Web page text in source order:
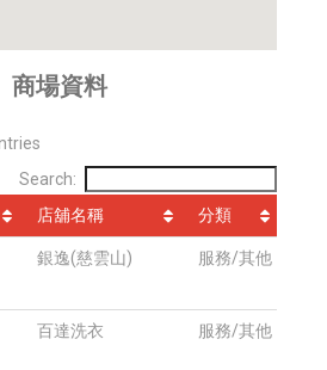
商場資料
Search:
店舖名稱 分類
銀逸(慈雲山) 服務/其他
百達洗衣 服務/其他